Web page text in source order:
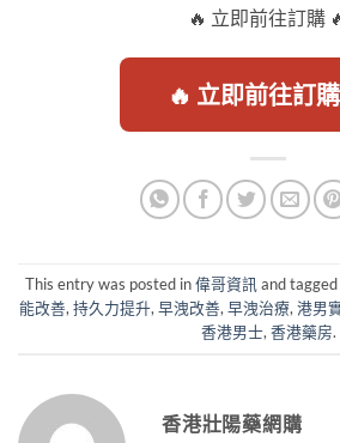
🔥 立即前往訂購
🔥 立即前往訂
This entry was posted in偉哥資訊and tagged
能改善,持久力提升,早洩改善,早洩治療,港男
香港男士,香港藥房.
香港壯陽藥網購